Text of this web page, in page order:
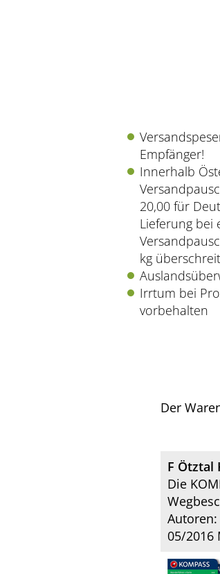
Empfänger!
Innerhalb
20,00 für
Lieferung bei
kg
Irrtum bei
vorbehalten
Der
F Ötztal
Die
Autoren:
05/2016